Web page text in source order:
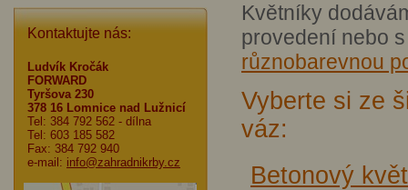
Kontaktujte nás:
Ludvík Kročák
FORWARD
Tyršova 230
378 16 Lomnice nad Lužnicí
Tel: 384 792 562 - dílna
Tel: 603 185 582
Fax: 384 792 940
e-mail: info@zahradnikrby.cz
Květníky
provedení nebo
různobarevnou
Vyberte si ze
váz:
Betonový